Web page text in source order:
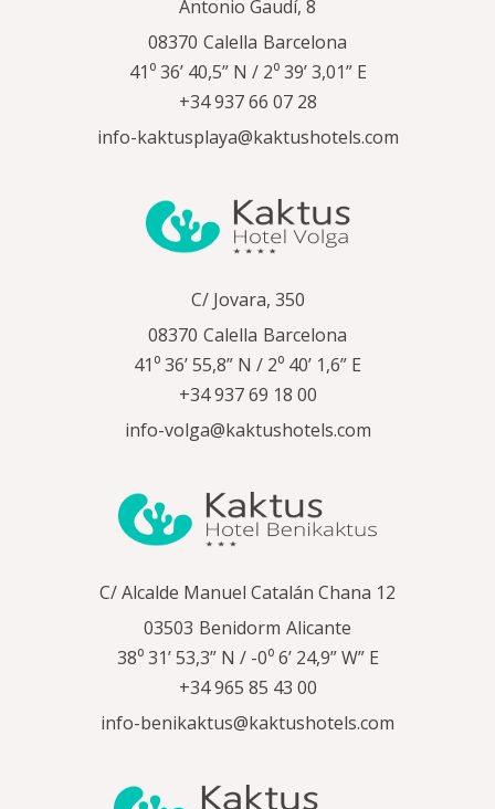
Antonio Gaudí, 8
08370 Calella Barcelona
41⁰ 36’ 40,5” N / 2⁰ 39’ 3,01” E
+34 937 66 07 28
info-kaktusplaya@kaktushotels.com
C/ Jovara, 350
08370 Calella Barcelona
41⁰ 36’ 55,8” N / 2⁰ 40’ 1,6” E
+34 937 69 18 00
info-volga@kaktushotels.com
C/ Alcalde Manuel Catalán Chana 12
03503 Benidorm Alicante
38⁰ 31’ 53,3” N / -0⁰ 6’ 24,9” W” E
+34 965 85 43 00
info-benikaktus@kaktushotels.com